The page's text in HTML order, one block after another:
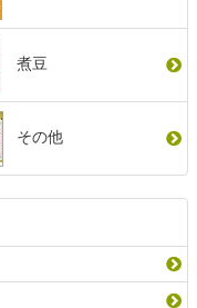
煮豆
その他